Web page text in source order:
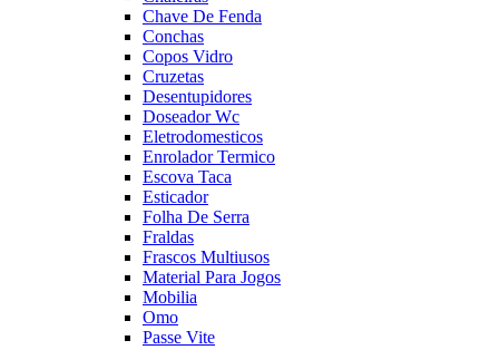
Chave De Fenda
Conchas
Copos Vidro
Cruzetas
Desentupidores
Doseador Wc
Eletrodomesticos
Enrolador Termico
Escova Taca
Esticador
Folha De Serra
Fraldas
Frascos Multiusos
Material Para Jogos
Mobilia
Omo
Passe Vite